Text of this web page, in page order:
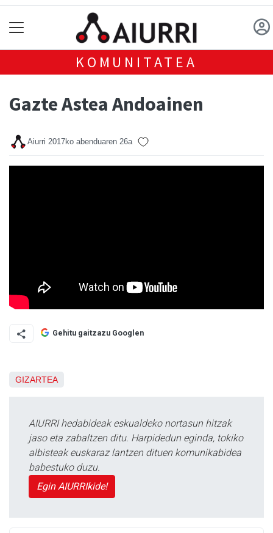
KOMUNITATEA
Gazte Astea Andoainen
Aiurri 2017ko abenduaren 26a
Gehitu gaitzazu Googlen
GIZARTEA
AIURRI hedabideak eskualdeko nortasun hitzak
jaso eta zabaltzen ditu. Harpidedun eginda, tokiko
albisteak euskaraz lantzen dituen komunikabidea
babestuko duzu.
Egin AIURRIkide!